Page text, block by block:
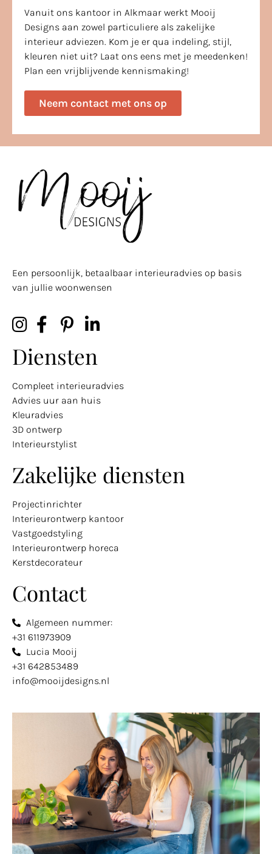
Vanuit ons kantoor in Alkmaar werkt Mooij
Designs aan zowel particuliere als zakelijke
interieur adviezen. Kom je er qua indeling, stijl,
kleuren niet uit? Laat ons eens met je meedenken!
Plan een vrijblijvende kennismaking!
Neem contact met ons op
Een persoonlijk, betaalbaar interieuradvies op basis
van jullie woonwensen
Diensten
Compleet interieuradvies
Advies uur aan huis
Kleuradvies
3D ontwerp
Interieurstylist
Zakelijke diensten
Projectinrichter
Interieurontwerp kantoor
Vastgoedstyling
Interieurontwerp horeca
Kerstdecorateur
Contact
Algemeen nummer:
+31 611973909
Lucia Mooij
+31 642853489
info@mooijdesigns.nl